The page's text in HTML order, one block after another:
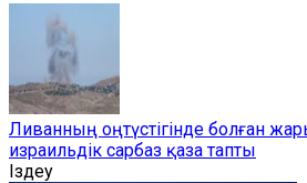
Ливанның оңтүстігінде болған
израильдік сарбаз қаза тапты
Іздеу